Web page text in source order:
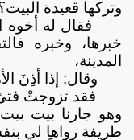
وتركها قعيدة
فقال له أخوه
خبرها، وخبره
المدينة،
وقال: إذا أذِنَ
فقد تزوجتْ فتىً
وهو جارنا بيت
طريفة رواها لي